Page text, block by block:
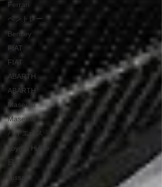
Ferrari
ベントレー
Bentley
FIAT
FIAT
ABARTH
ABARTH
Maserati
Maserati
ハイエース
Toyota HiAce
日産
Nissan